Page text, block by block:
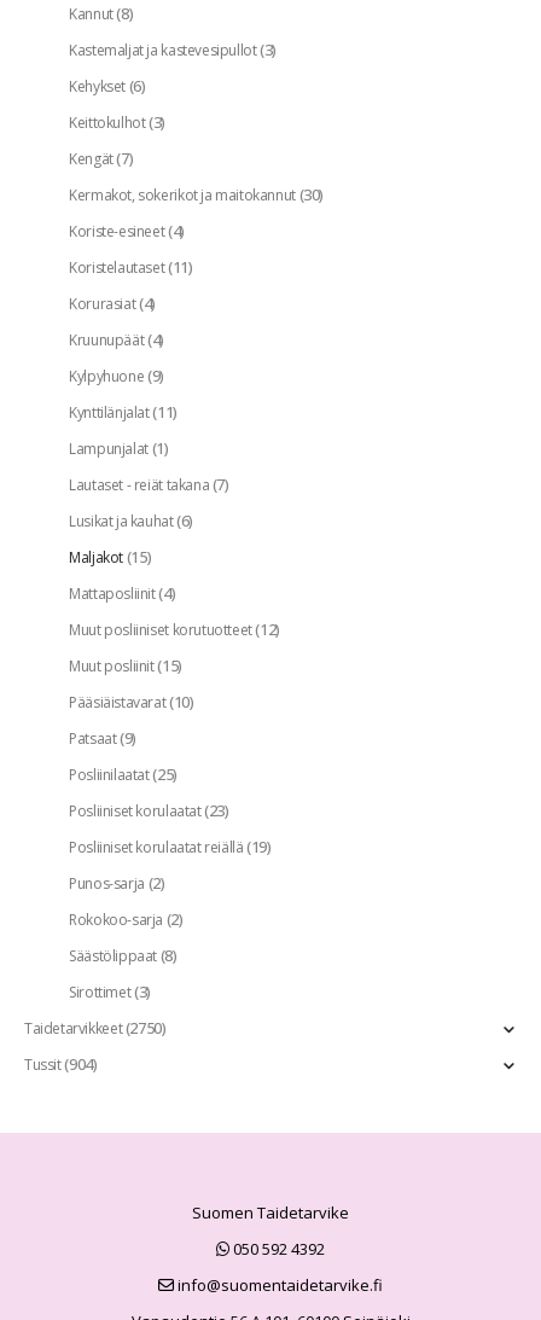
Kannut(8)
Kastemaljat ja kastevesipullot(3)
Kehykset(6)
Keittokulhot(3)
Kengät(7)
Kermakot, sokerikot ja maitokannut(30)
Koriste-esineet(4)
Koristelautaset(11)
Korurasiat(4)
Kruunupäät(4)
Kylpyhuone(9)
Kynttilänjalat(11)
Lampunjalat(1)
Lautaset - reiät takana(7)
Lusikat ja kauhat(6)
Maljakot(15)
Mattaposliinit(4)
Muut posliiniset korutuotteet(12)
Muut posliinit(15)
Pääsiäistavarat(10)
Patsaat(9)
Posliinilaatat(25)
Posliiniset korulaatat(23)
Posliiniset korulaatat reiällä(19)
Punos-sarja (2)
Rokokoo-sarja (2)
Säästölippaat(8)
Sirottimet(3)
Taidetarvikkeet(2750)
Tussit(904)
Suomen Taidetarvike
050 592 4392
info@suomentaidetarvike.fi